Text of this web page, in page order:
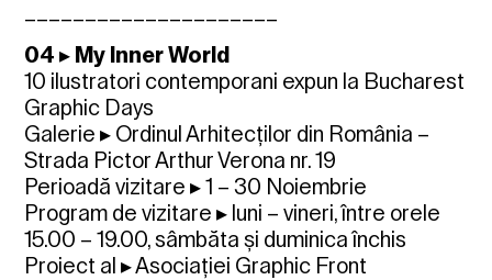
04 ▸ My Inner World
10 ilustratori contemporani expun la Bucharest
Graphic Days
Galerie ▸ Ordinul Arhitecților din România –
Strada Pictor Arthur Verona nr. 19
Perioadă vizitare ▸ 1 – 30 Noiembrie
Program de vizitare ▸ luni – vineri, între orele
15.00 – 19.00, sâmbăta și duminica închis
Proiect al ▸ Asociației Graphic Front